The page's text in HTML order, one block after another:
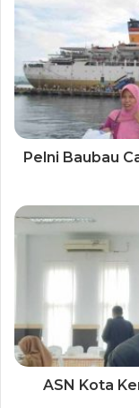
Pelni Baubau
ASN Kota